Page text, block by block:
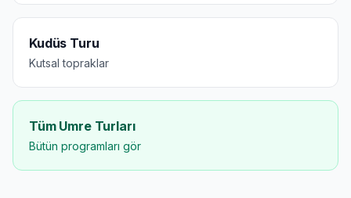
Kudüs Turu
Kutsal topraklar
Tüm Umre Turları
Bütün programları gör